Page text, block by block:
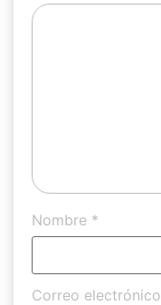
Nombre *
Correo electrónico